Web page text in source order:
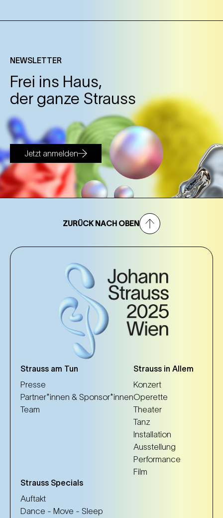
NEWSLETTER
Frei ins Haus,
der ganze Strauss
Jetzt anmelden
ZURÜCK NACH OBEN
Strauss am Tun
Presse
Partner*innen & Sponsor*innen
Team
Strauss in Allem
Konzert
Operette
Theater
Tanz
Installation
Ausstellung
Performance
Film
Strauss Specials
Auftakt
Dance - Move - Sleep